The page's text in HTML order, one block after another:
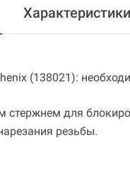
Характеристики
(138021):
для
резьбы.